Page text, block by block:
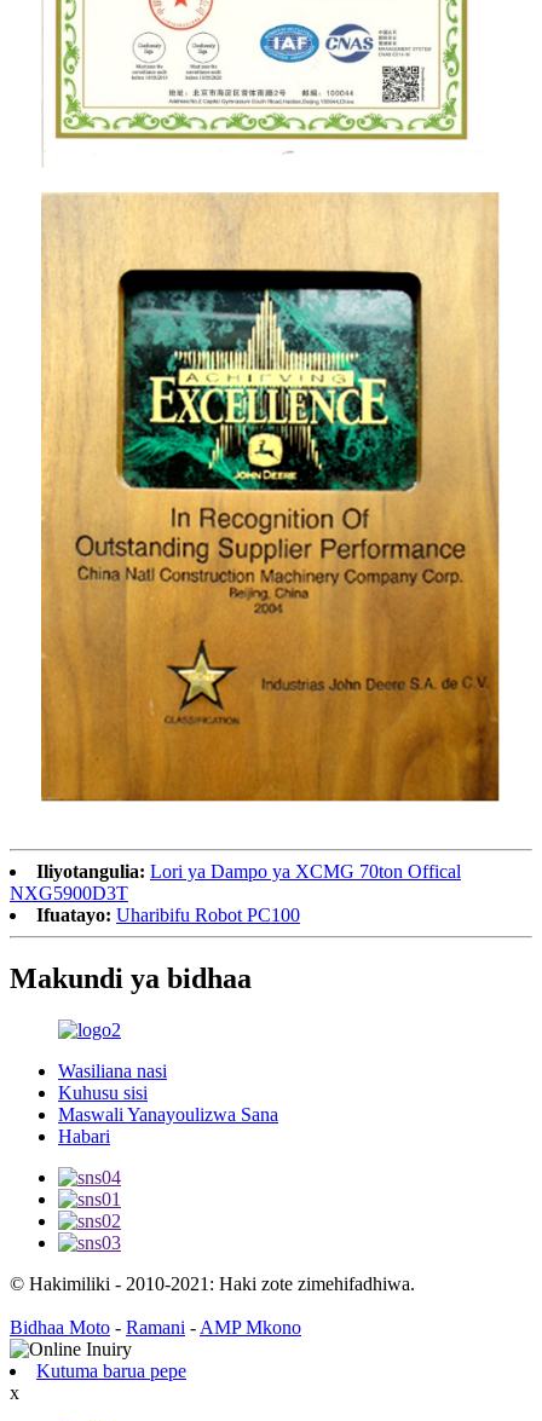
Iliyotangulia: Lori ya Dampo ya XCMG 70ton Offical
NXG5900D3T
Ifuatayo: Uharibifu Robot PC100
Makundi ya bidhaa
Wasiliana nasi
Kuhusu sisi
Maswali Yanayoulizwa Sana
Habari
© Hakimiliki - 2010-2021: Haki zote zimehifadhiwa.
Bidhaa Moto - Ramani - AMP Mkono
Kutuma barua pepe
x